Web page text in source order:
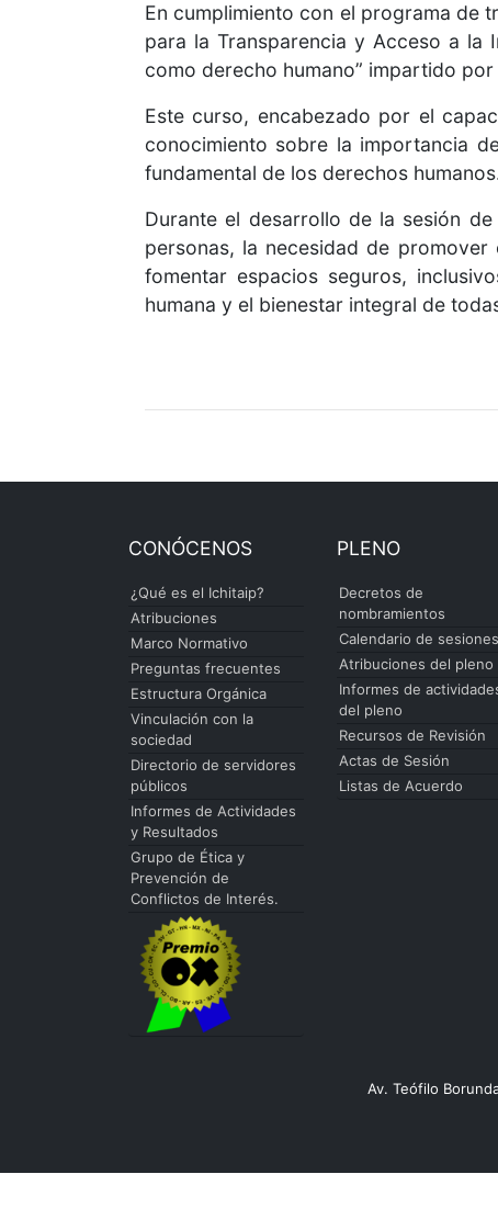
En cumplimiento con el programa de
para la Transparencia y Acceso a la
como derecho humano” impartido
Este curso, encabezado por el
conocimiento sobre la importancia
fundamental de los derechos
Durante el desarrollo de la sesión
personas, la necesidad de
fomentar espacios seguros,
humana y el bienestar integral de
CONÓCENOS
¿Qué es el Ichitaip?
Atribuciones
Marco Normativo
Preguntas frecuentes
Estructura Orgánica
Vinculación con la
sociedad
Directorio de servidores
públicos
Informes de Actividades
y Resultados
Grupo de Ética y
Prevención de
Conflictos de Interés.
PLENO
Decretos de
nombramientos
Calendario de sesiones
Atribuciones del pleno
Informes de
del pleno
Recursos de Revisión
Actas de Sesión
Listas de Acuerdo
Av. Teófilo